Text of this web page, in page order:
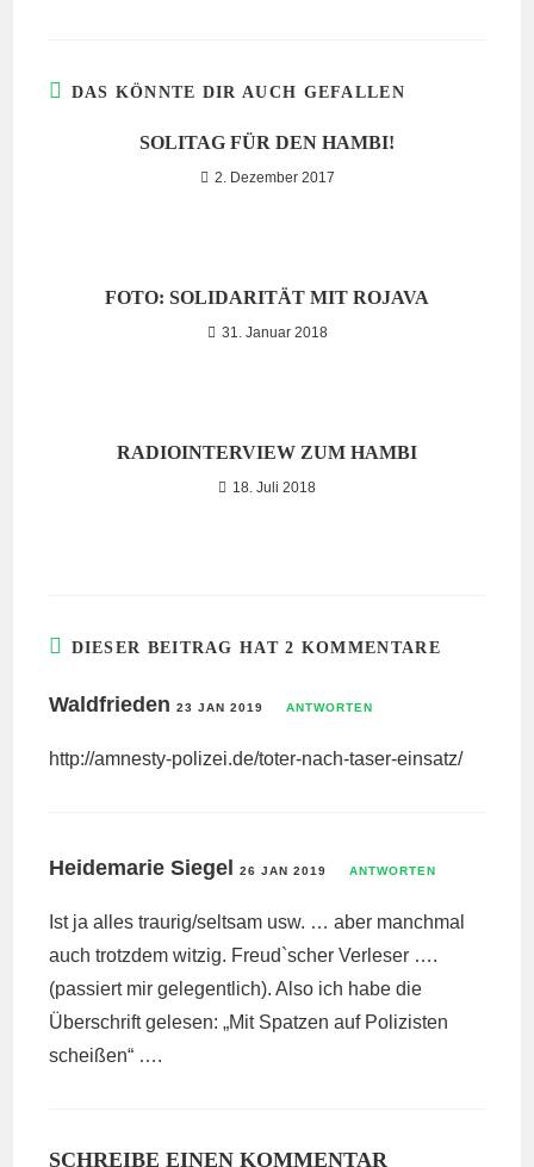
DAS KÖNNTE DIR AUCH GEFALLEN
SOLITAG FÜR DEN HAMBI!
2. Dezember 2017
FOTO: SOLIDARITÄT MIT ROJAVA
31. Januar 2018
RADIOINTERVIEW ZUM HAMBI
18. Juli 2018
DIESER BEITRAG HAT 2 KOMMENTARE
Waldfrieden23 JAN 2019 ANTWORTEN
http://amnesty-polizei.de/toter-nach-taser-einsatz/
Heidemarie Siegel26 JAN 2019 ANTWORTEN
Ist ja alles traurig/seltsam usw. … aber manchmal
auch trotzdem witzig. Freud`scher Verleser ….
(passiert mir gelegentlich). Also ich habe die
Überschrift gelesen: „Mit Spatzen auf Polizisten
scheißen“ ….
SCHREIBE EINEN KOMMENTAR